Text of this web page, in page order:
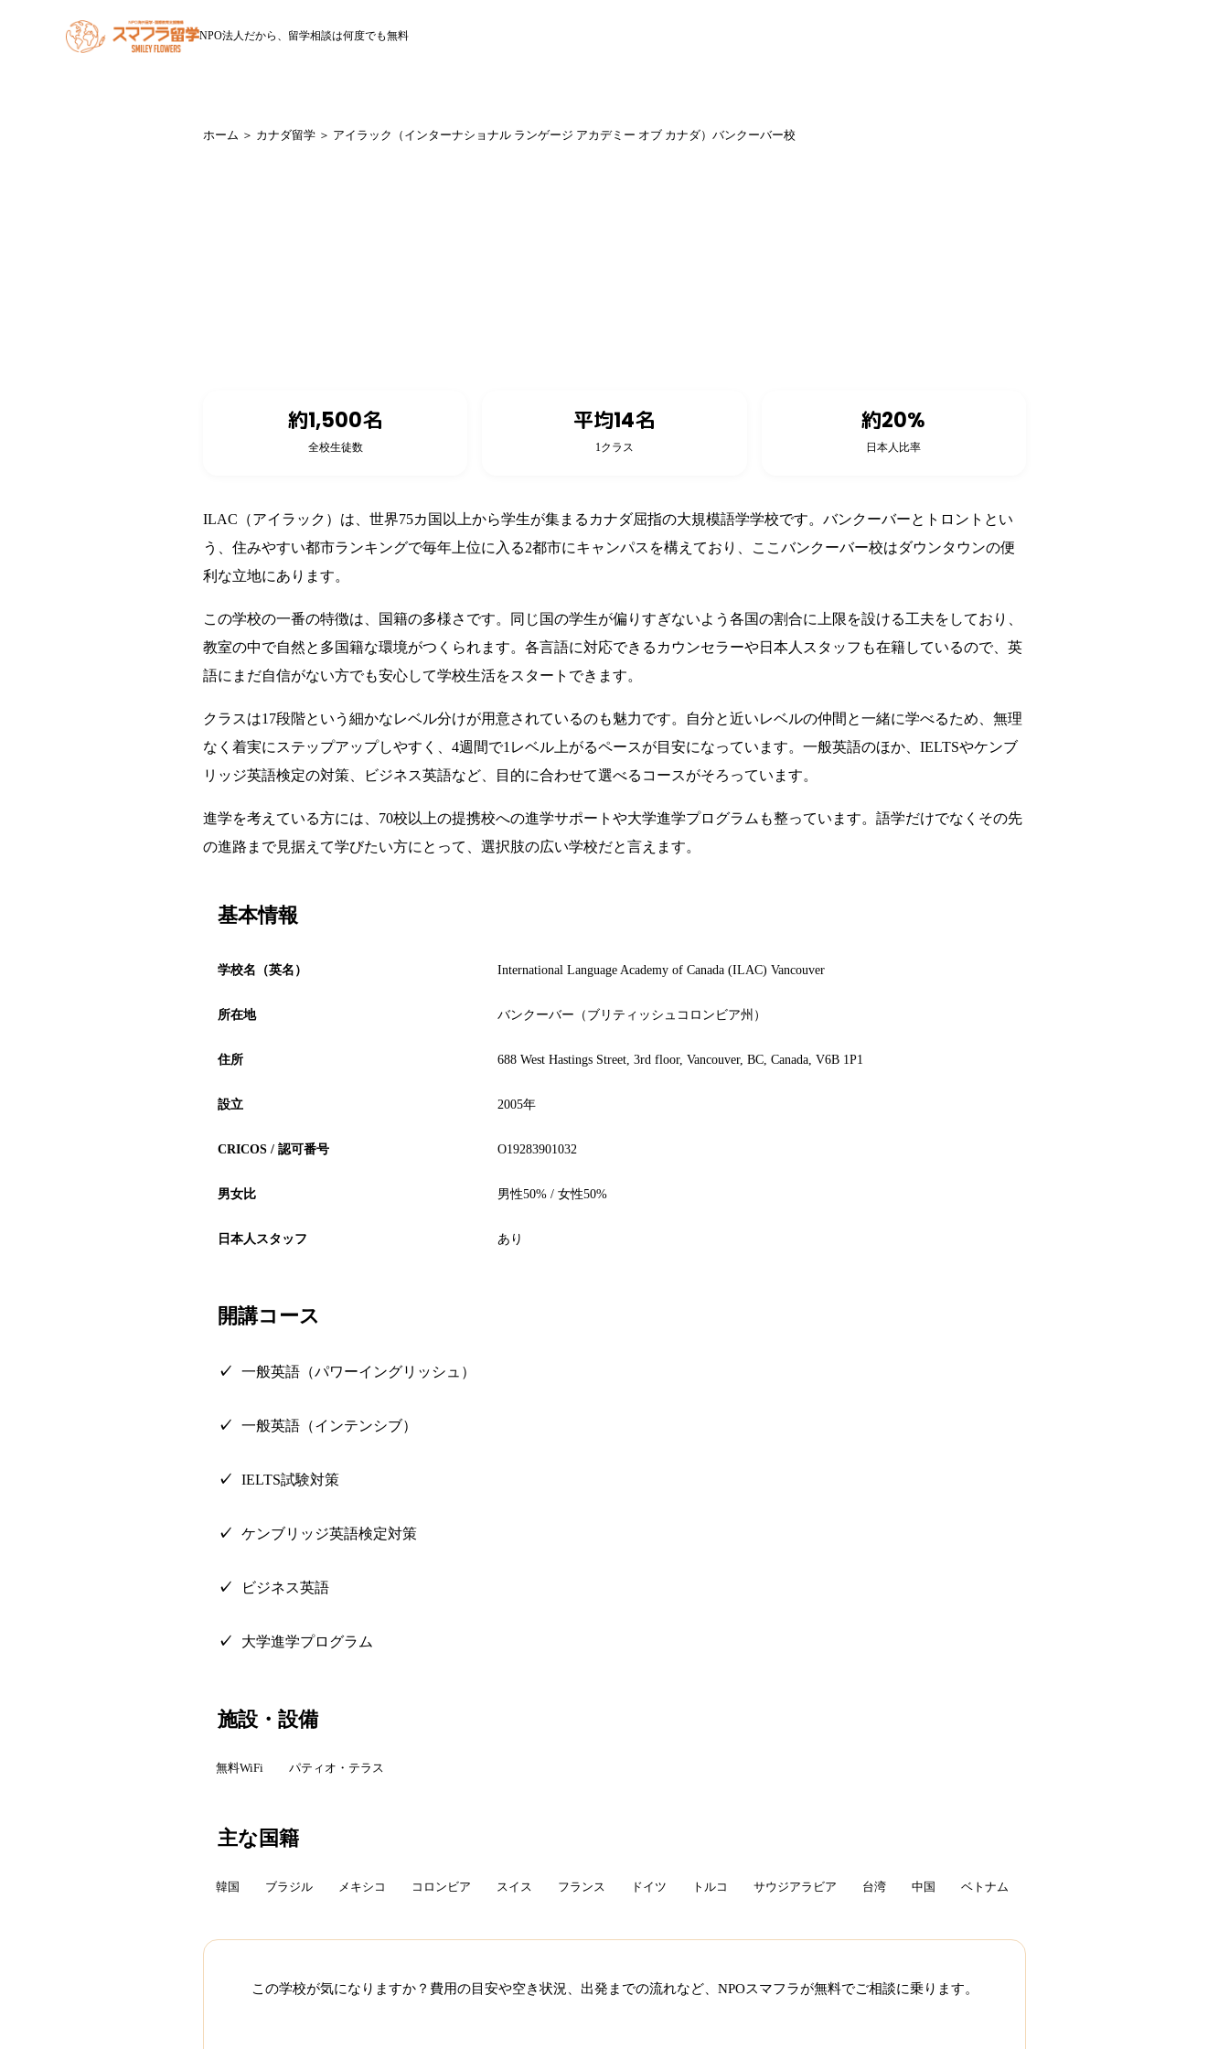
NPO法人だから、留学相談は何度でも無料
ホーム ＞ カナダ留学 ＞ アイラック（インターナショナル ランゲージ アカデミー オブ カナダ）バンクーバー校
約1,500名
全校生徒数
平均14名
1クラス
約20%
日本人比率
ILAC（アイラック）は、世界75カ国以上から学生が集まるカナダ屈指の大規模語学学校です。バンクーバーとトロントとい
う、住みやすい都市ランキングで毎年上位に入る2都市にキャンパスを構えており、ここバンクーバー校はダウンタウンの便
利な立地にあります。
この学校の一番の特徴は、国籍の多様さです。同じ国の学生が偏りすぎないよう各国の割合に上限を設ける工夫をしており、
教室の中で自然と多国籍な環境がつくられます。各言語に対応できるカウンセラーや日本人スタッフも在籍しているので、英
語にまだ自信がない方でも安心して学校生活をスタートできます。
クラスは17段階という細かなレベル分けが用意されているのも魅力です。自分と近いレベルの仲間と一緒に学べるため、無理
なく着実にステップアップしやすく、4週間で1レベル上がるペースが目安になっています。一般英語のほか、IELTSやケンブ
リッジ英語検定の対策、ビジネス英語など、目的に合わせて選べるコースがそろっています。
進学を考えている方には、70校以上の提携校への進学サポートや大学進学プログラムも整っています。語学だけでなくその先
の進路まで見据えて学びたい方にとって、選択肢の広い学校だと言えます。
基本情報
学校名（英名） International Language Academy of Canada (ILAC) Vancouver
所在地 バンクーバー（ブリティッシュコロンビア州）
住所 688 West Hastings Street, 3rd floor, Vancouver, BC, Canada, V6B 1P1
設立 2005年
CRICOS / 認可番号 O19283901032
男女比 男性50% / 女性50%
日本人スタッフ あり
開講コース
一般英語（パワーイングリッシュ）
一般英語（インテンシブ）
IELTS試験対策
ケンブリッジ英語検定対策
ビジネス英語
大学進学プログラム
施設・設備
無料WiFi パティオ・テラス
主な国籍
韓国 ブラジル メキシコ コロンビア スイス フランス ドイツ トルコ サウジアラビア 台湾 中国 ベトナム
この学校が気になりますか？費用の目安や空き状況、出発までの流れなど、NPOスマフラが無料でご相談に乗ります。